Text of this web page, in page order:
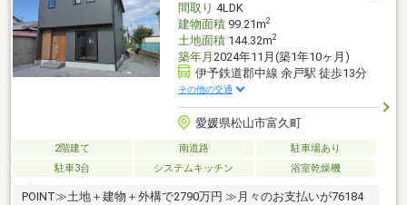
間取り 4LDK
建物面積99.21m2
土地面積144.32m2
築年月 2024年11月(築1年10ヶ月)
伊予鉄道郡中線 余戸駅 徒歩13分
その他の交通
愛媛県松山市富久町
2階建て 南道路
駐車場あり
駐車3台
システムキッチン 浴室乾燥機
POINT≫土地＋建物＋外構で2790万円 ≫月々のお支払いが76184